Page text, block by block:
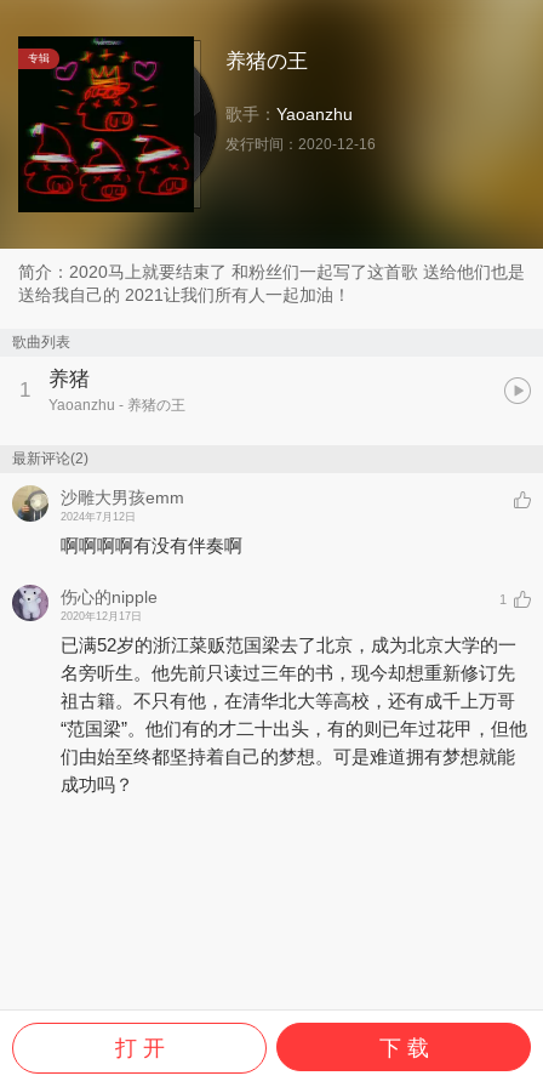
专辑 养猪の王
歌手： Yaoanzhu
发行时间： 2020-12-16
简介：2020马上就要结束了 和粉丝们一起写了这首歌 送给他们也是
送给我自己的 2021让我们所有人一起加油！
歌曲列表
1 养猪
Yaoanzhu - 养猪の王
最新评论(2)
沙雕大男孩emm
2024年7月12日
啊啊啊啊有没有伴奏啊
伤心的nipple
2020年12月17日
1
已满52岁的浙江菜贩范国梁去了北京，成为北京大学的一
名旁听生。他先前只读过三年的书，现今却想重新修订先
祖古籍。不只有他，在清华北大等高校，还有成千上万哥
“范国梁”。他们有的才二十出头，有的则已年过花甲，但他
们由始至终都坚持着自己的梦想。可是难道拥有梦想就能
成功吗？
打 开 下 载